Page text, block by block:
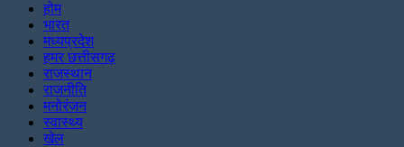
होम
भारत
मध्यप्रदेश
हमर छत्तीसगढ़
राजस्थान
राजनीति
मनोरंजन
स्वास्थ्य
खेल